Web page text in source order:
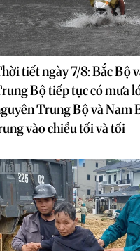
tiết ngày 7/8: Bắc Bộ
Bộ tiếp tục có mưa
Trung Bộ và Nam
vào chiều tối và tối